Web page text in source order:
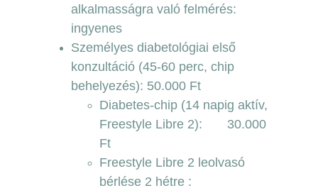
alkalmasságra való felmérés:
ingyenes
Személyes diabetológiai első
konzultáció (45-60 perc, chip
behelyezés): 50.000 Ft
Diabetes-chip (14 napig aktív,
Freestyle Libre 2):       30.000
Ft
Freestyle Libre 2 leolvasó
bérlése 2 hétre :